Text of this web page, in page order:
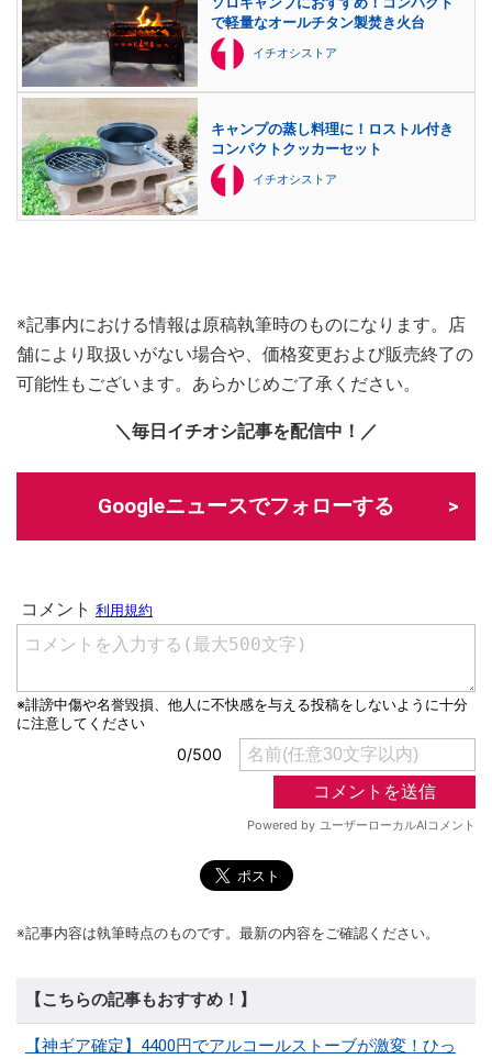
で軽量なオールチタン製焚き火台
イチオシストア
キャンプの蒸し料理に！ロストル付き
コンパクトクッカーセット
イチオシストア
※記事内における情報は原稿執筆時のものになります。店
舗により取扱いがない場合や、価格変更および販売終了の
可能性もございます。あらかじめご了承ください。
＼毎日イチオシ記事を配信中！／
Googleニュースでフォローする
※記事内容は執筆時点のものです。最新の内容をご確認ください。
【こちらの記事もおすすめ！】
【神ギア確定】4400円でアルコールストーブが激変！ひっ